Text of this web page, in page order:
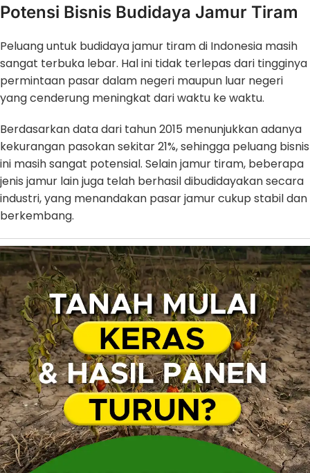
Potensi Bisnis Budidaya Jamur Tiram
Peluang untuk budidaya jamur tiram di Indonesia masih
sangat terbuka lebar. Hal ini tidak terlepas dari tingginya
permintaan pasar dalam negeri maupun luar negeri
yang cenderung meningkat dari waktu ke waktu.
Berdasarkan data dari tahun 2015 menunjukkan adanya
kekurangan pasokan sekitar 21%, sehingga peluang bisnis
ini masih sangat potensial. Selain jamur tiram, beberapa
jenis jamur lain juga telah berhasil dibudidayakan secara
industri, yang menandakan pasar jamur cukup stabil dan
berkembang.